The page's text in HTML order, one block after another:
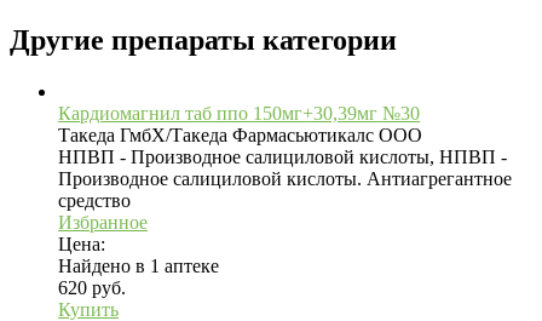
Другие препараты категории
Кардиомагнил таб ппо 150мг+30,39мг №30
Такеда ГмбХ/Такеда Фармасьютикалс ООО
НПВП - Производное салициловой кислоты, НПВП -
Производное салициловой кислоты. Антиагрегантное
средство
Избранное
Цена:
Найдено в 1 аптеке
620 руб.
Купить